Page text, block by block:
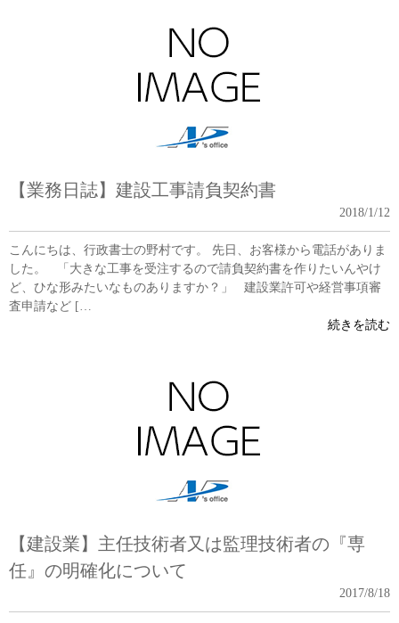
【業務日誌】建設工事請負契約書
2018/1/12
こんにちは、行政書士の野村です。 先日、お客様から電話がありま
した。 「大きな工事を受注するので請負契約書を作りたいんやけ
ど、ひな形みたいなものありますか？」 建設業許可や経営事項審
査申請など […
続きを読む
【建設業】主任技術者又は監理技術者の『専
任』の明確化について
2017/8/18